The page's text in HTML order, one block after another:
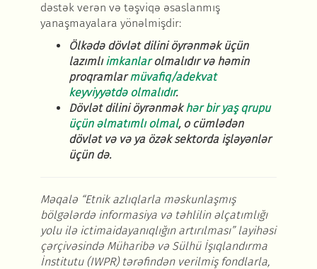
dəstək verən və təşviqə əsaslanmış
yanaşmayalara yönəlmişdir:
Ölkədə dövlət dilini öyrənmək üçün
lazımlı imkanlar olmalıdır və həmin
proqramlar müvafiq/adekvat
keyviyyətdə olmalıdır.
Dövlət dilini öyrənməkhər bir yaş qrupu
üçün əlmatımlı olmal, o cümlədən
dövlət və və ya özək sektorda işləyənlər
üçün də.
Məqalə “Etnik azlıqlarla məskunlaşmış
bölgələrdə informasiya və təhlilin əlçatımlığı
yolu ilə ictimaidayanıqlığın artırılması” layihəsi
çərçivəsində Müharibə və Sülhü İşıqlandırma
İnstitutu (IWPR) tərəfindən verilmiş fondlarla,